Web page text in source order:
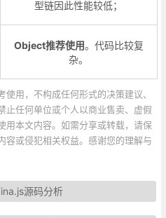
型链因此性能较低；
Object推荐使用。代码比较复
杂。
用，不构成任何形式的决策建议、
止任何单位或个人以商业售卖、虚假
用本文内容。如需分享或转载，请保
容或侵犯相关权益。感谢您的理解与
源码分析